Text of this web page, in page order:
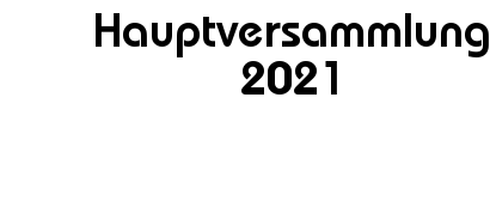
Hauptversammlung
2021